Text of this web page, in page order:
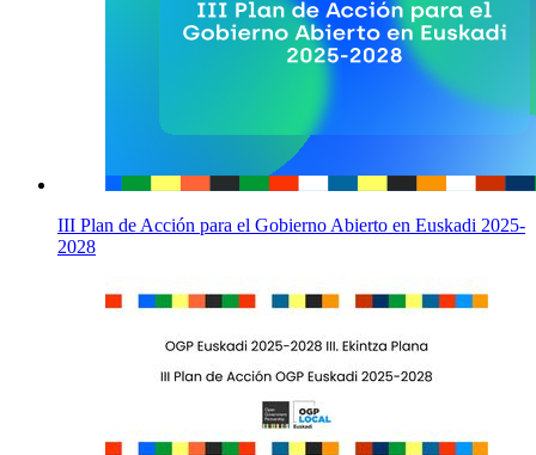
III Plan de Acción para el Gobierno Abierto en Euskadi 2025-
2028